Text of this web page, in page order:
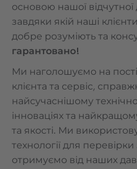
основою нашої відчутної
завдяки якій наші
добре розуміють та
гарантовано!
Ми наголошуємо на
клієнта та сервіс,
найсучаснішому
інноваціях та
та якості. Ми
технології для
отримуємо від наших